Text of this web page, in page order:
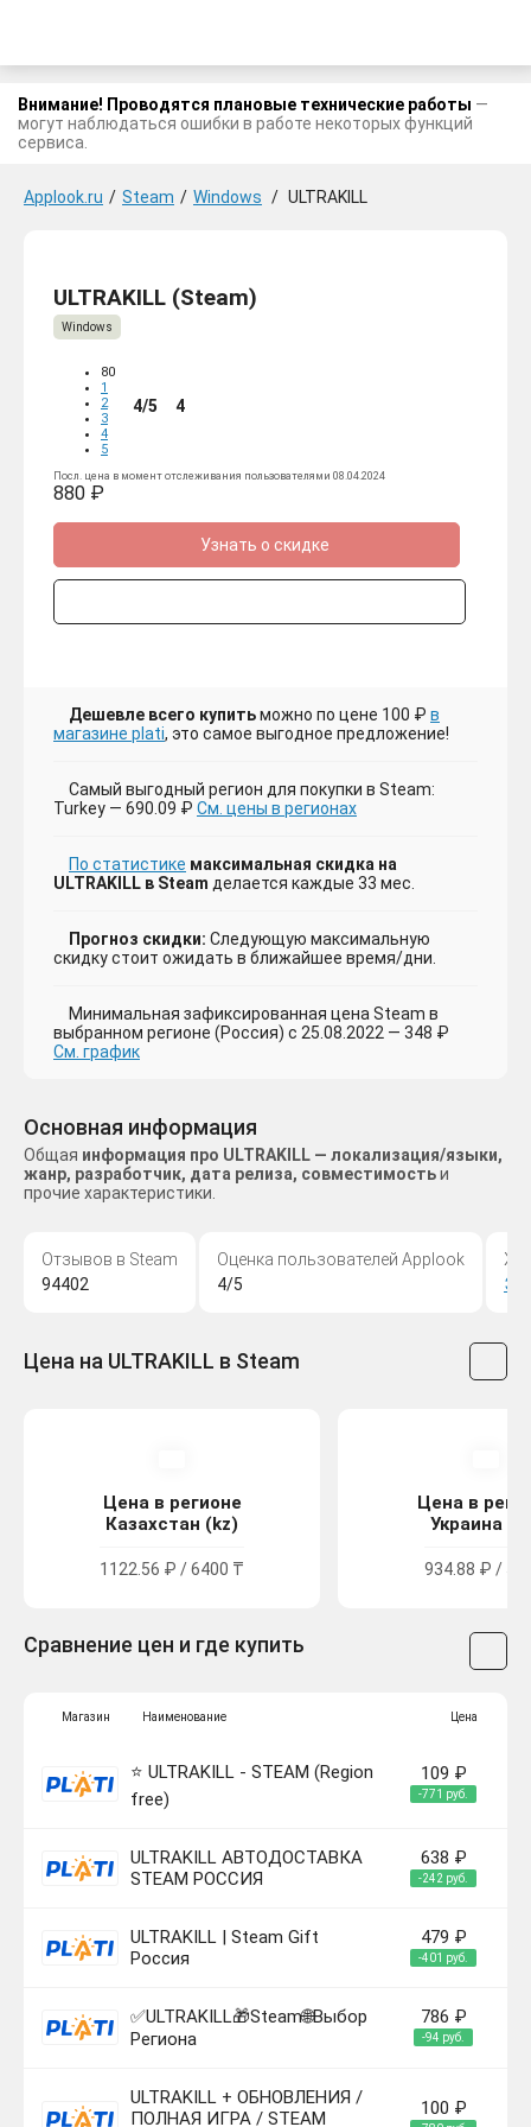
Внимание! Проводятся плановые технические работы —
могут наблюдаться ошибки в работе некоторых функций
сервиса.
Applook.ru / Steam / Windows / ULTRAKILL
ULTRAKILL (Steam)
Windows
80
1
2
3
4
5
4/5 4
Посл. цена в момент отслеживания пользователями 08.04.2024
880 ₽
Узнать о скидке
Дешевле всего купитьможно по цене 100 ₽ в
магазине plati, это самое выгодное предложение!
Самый выгодный регион для покупки в Steam:
Turkey — 690.09 ₽ См. цены в регионах
По статистике максимальная скидка на
ULTRAKILL в Steam делается каждые 33 мес.
Прогноз скидки: Следующую максимальную
скидку стоит ожидать в ближайшее время/дни.
Минимальная зафиксированная цена Steam в
выбранном регионе (Россия) с 25.08.2022 — 348 ₽
См. график
Основная информация
Общая информация про ULTRAKILL — локализация/языки,
жанр, разработчик, дата релиза, совместимостьи
прочие характеристики.
Отзывов в Steam
94402
Оценка пользователей Applook
4/5
Цена на ULTRAKILL в Steam
Цена в регионе
Казахстан (kz)
1122.56 ₽ / 6400 ₸
Цена в
Украина
934.88 ₽ /
Сравнение цен и где купить
Магазин Наименование Цена
⭐️ ULTRAKILL - STEAM (Region
free)
109 ₽
-771 руб.
ULTRAKILL АВТОДОСТАВКА
STEAM РОССИЯ
638 ₽
-242 руб.
ULTRAKILL | Steam Gift
Россия
479 ₽
-401 руб.
✅ULTRAKILL🎁Steam🌐Выбор
Региона
786 ₽
-94 руб.
ULTRAKILL + ОБНОВЛЕНИЯ /
ПОЛНАЯ ИГРА / STEAM
100 ₽